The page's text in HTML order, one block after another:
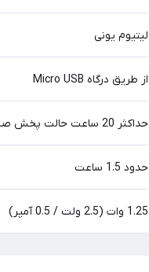
لیتیوم یونی
از طریق درگاه Micro USB
حداکثر 20 ساعت حالت پخش صدا
حدود 1.5 ساعت
1.25 وات (2.5 ولت / 0.5 آمپر)